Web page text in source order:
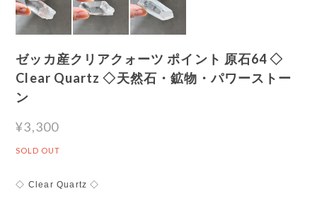
ゼッカ産クリアクォーツ ポイント 原石64 ◇
Clear Quartz ◇天然石・鉱物・パワーストー
ン
¥3,300
SOLD OUT
◇ Clear Quartz ◇